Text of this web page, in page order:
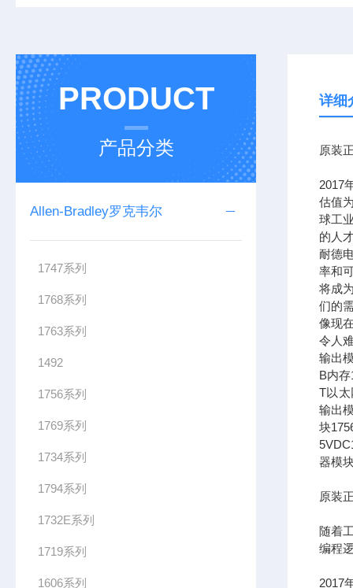
PRODUCT
产品分类
Allen-Bradley罗克韦尔
1747系列
1768系列
1763系列
1492
1756系列
1769系列
1734系列
1794系列
1732E系列
1719系列
1606系列
详细
原装
2017
估值
球工
的人
耐德
率和
将成
们的
像现
令人
输出
B内
T以太
输出
块
器模
原装
随着
编程
2017